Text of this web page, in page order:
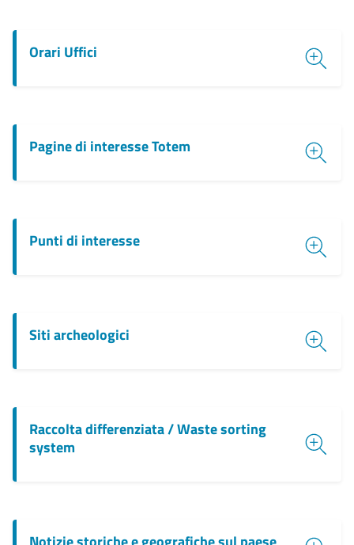
Orari Uffici
Pagine di interesse Totem
Punti di interesse
Siti archeologici
Raccolta differenziata / Waste sorting
system